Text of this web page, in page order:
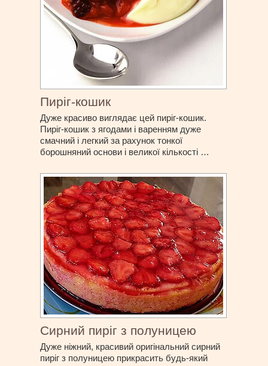
Пиріг-кошик
Дуже красиво виглядає цей пиріг-кошик.
Пиріг-кошик з ягодами і варенням дуже
смачний і легкий за рахунок тонкої
борошняний основи і великої кількості …
Сирний пиріг з полуницею
Дуже ніжний, красивий оригінальний сирний
пиріг з полуницею прикрасить будь-який